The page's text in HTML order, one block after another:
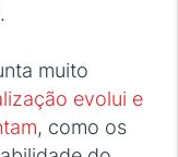
muito
evolui e
, como os